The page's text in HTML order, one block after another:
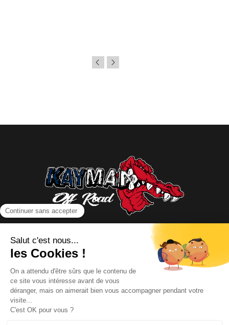
NOUS CONTACTER
INFORMATIONS
NOS PARTENAIRES